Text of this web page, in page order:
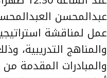
عبدالمحسن
عمل لمناقشة
والمناهج التدريبية،
والمبادرات المقدمة